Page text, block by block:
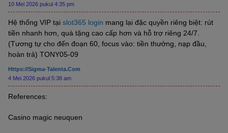
10 Mei 2026 pukul 4:35 pm
Hệ thống VIP tại slot365 login mang lại đặc quyền riêng biệt: rút
tiền nhanh hơn, quà tặng cao cấp hơn và hỗ trợ riêng 24/7.
(Tương tự cho đến đoạn 60, focus vào: tiền thưởng, nạp đầu,
hoàn trả) TONY05-09
Https://sigma-Talenta.com
4 Mei 2026 pukul 5:38 am
References:
Casino magic neuquen